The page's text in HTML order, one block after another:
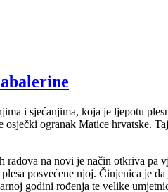
i sjećanjima, koja je ljepotu
osječki ogranak Matice hrvatske.
na novi je način otkriva pa
posvećene njoj. Činjenica je
godini rođenja te velike